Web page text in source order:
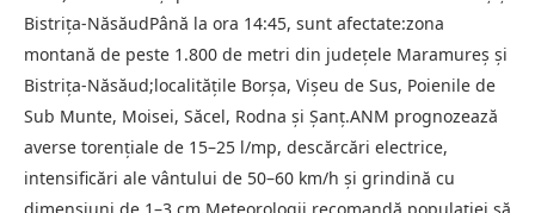
Bistrița-NăsăudPână la ora 14:45, sunt afectate:zona
montană de peste 1.800 de metri din județele Maramureș și
Bistrița-Năsăud;localitățile Borșa, Vișeu de Sus, Poienile de
Sub Munte, Moisei, Săcel, Rodna și Șanț.ANM prognozează
averse torențiale de 15–25 l/mp, descărcări electrice,
intensificări ale vântului de 50–60 km/h și grindină cu